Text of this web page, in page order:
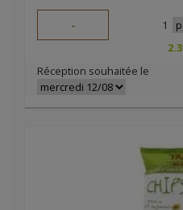
- 1
Réception souhaitée le